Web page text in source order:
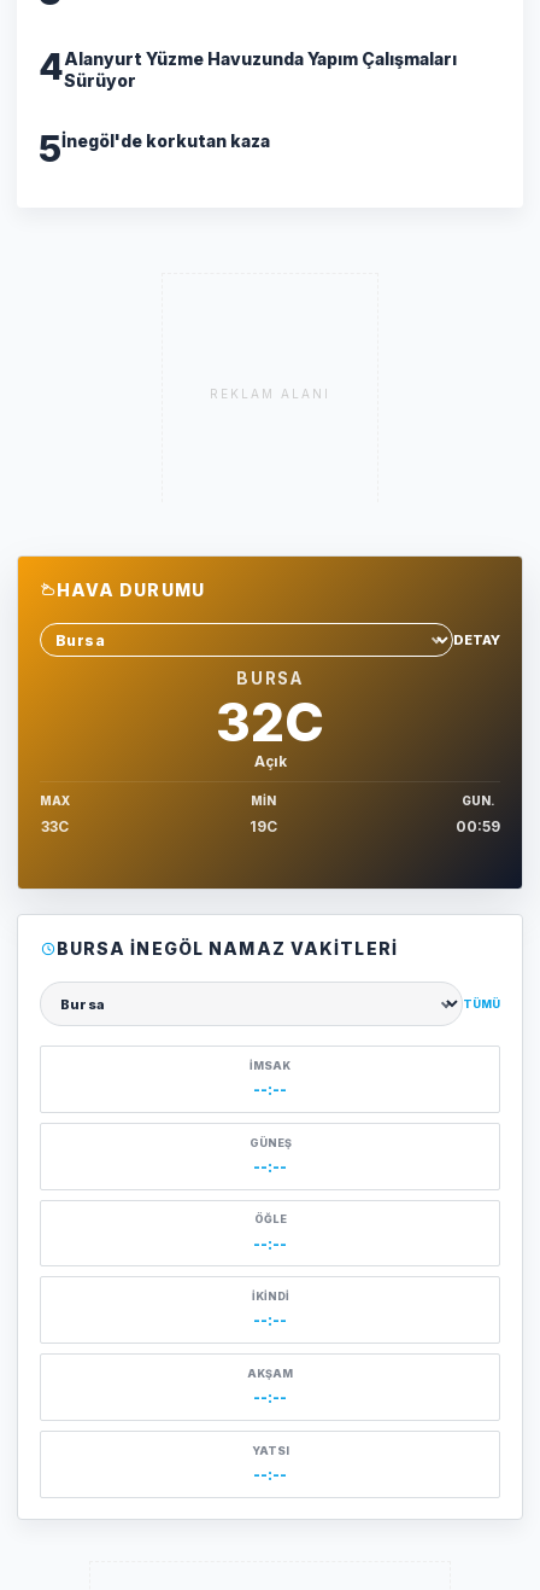
4Alanyurt Yüzme Havuzunda Yapım Çalışmaları
Sürüyor
5İnegöl'de korkutan kaza
REKLAM ALANI
HAVA DURUMU
Sehir sec
DETAY
BURSA
32C
Açık
MAX
33C
MIN
19C
GUN.
00:59
BURSA İNEGÖL NAMAZ VAKITLERI
Şehir seçin
TÜMÜ
İMSAK
--:--
GÜNEŞ
--:--
ÖĞLE
--:--
İKINDI
--:--
AKŞAM
--:--
YATSI
--:--